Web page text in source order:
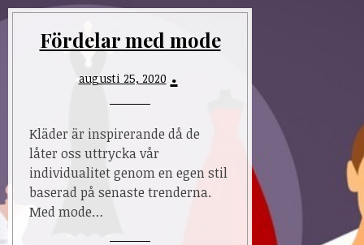
Fördelar med mode
augusti 25, 2020
Kläder är inspirerande då de
låter oss uttrycka vår
individualitet genom en egen stil
baserad på senaste trenderna.
Med mode…